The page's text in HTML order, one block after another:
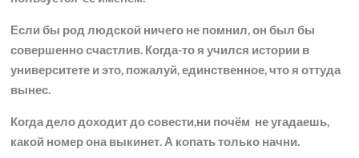
Если бы род людской ничего не помнил, он был бы
совершенно счастлив. Когда-то я учился истории в
университете и это, пожалуй, единственное, что я оттуда
вынес.
Когда дело доходит до совести,ни почём не угадаешь,
какой номер она выкинет. А копать только начни.